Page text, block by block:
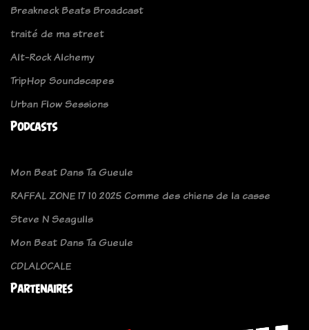
Breakneck Beats Broadcast
traité de ma street
Alt-Rock Alchemy
TripHop Soundscapes
Urban Flow Sessions
Podcasts
Mon Beat Dans Ta Gueule
RAFFAL ZONE 17 10 2025 Comme des chiens de la casse
Steve N Seagulls
Mon Beat Dans Ta Gueule
CDLALOCALE
Partenaires